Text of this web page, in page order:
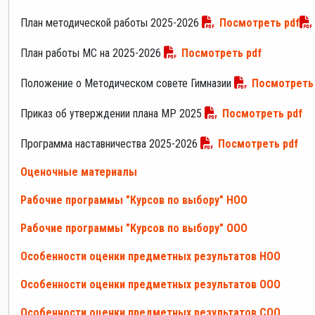
План методической работы 2025-2026 Посмотреть pdf
План работы МС на 2025-2026 Посмотреть pdf
Положение о Методическом совете Гимназии
Приказ об утверждении плана МР 2025 Посмотреть pdf
Программа наставничества 2025-2026 Посмотреть pdf
Оценочные материалы
Рабочие программы "Курсов по выбору" НОО
Рабочие программы "Курсов по выбору" ООО
Особенности оценки предметных результатов НОО
Особенности оценки предметных результатов ООО